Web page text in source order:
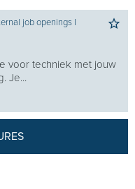
job openings I
voor techniek met jouw
Je...